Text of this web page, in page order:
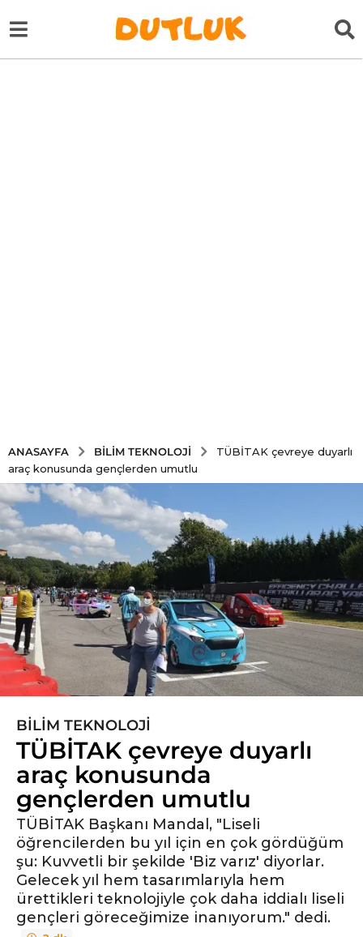
ANASAYFA BILIM TEKNOLOJI
TÜBİTAK çevreye duyarlı
araç konusunda gençlerden umutlu
5
y
l
ö
n
c
e
5
y
ı
BILIM TEKNOLOJI
TÜBİTAK çevreye duyarlı
araç konusunda
gençlerden umutlu
TÜBİTAK Başkanı Mandal, "Liseli
öğrencilerden bu yıl için en çok gördüğüm
şu: Kuvvetli bir şekilde 'Biz varız' diyorlar.
Gelecek yıl hem tasarımlarıyla hem
ürettikleri teknolojiyle çok daha iddialı liseli
gençleri göreceğimize inanıyorum." dedi.